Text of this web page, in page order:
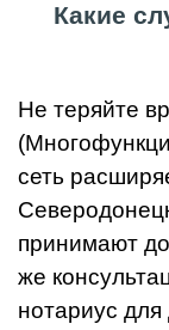
Какие
Не теряйте
сеть
принимают
же
нотариус для